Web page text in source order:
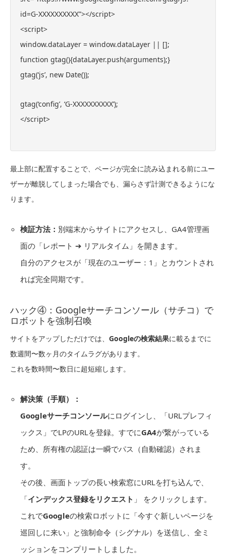
id=G-XXXXXXXXXX”></script>
<script>
window.dataLayer = window.dataLayer || [];
function gtag(){dataLayer.push(arguments);}
gtag(‘js’, new Date());
gtag(‘config’, ‘G-XXXXXXXXXX’);
</script>
最上部に配置することで、ページが完全に読み込まれる前にユー
ザーが離脱してしまった場合でも、漏らさず計測できるようにな
ります。
検証方法： 別端末からサイトにアクセスし、GA4管理画
面の「レポート ➔ リアルタイム」を開きます。
自分のアクセスが「現在のユーザー：1」とカウントされ
れば完全同期です。
ハック④：Googleサーチコンソール（サチコ）で
ロボットを強制召喚
サイトをアップしただけでは、 Googleの検索結果に載るまでに
数週間〜数ヶ月のタイムラグがあります。
これを数時間〜数日に超短縮します。
解決策（手順）：
Googleサーチコンソールにログインし、「URLプレフィ
ックス」でLPのURLを登録。すでにGA4が繋がっている
ため、所有権の認証は一瞬でパス（自動確認）されま
す。
その後、画面トップの長い検索窓にURLを打ち込んで、
「インデックス登録をリクエスト 」 をクリックします。
これでGoogleの検索ロボットに「今すぐ新しいページを
巡回しに来い」と強制命令（シグナル）を送信し、全ミ
ッションをコンプリートしました。